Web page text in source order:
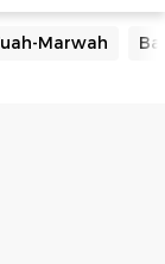
Marwah